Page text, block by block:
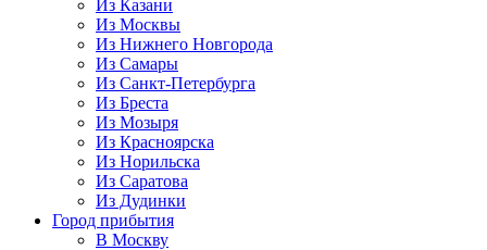
Из Казани
Из Москвы
Из Нижнего Новгорода
Из Самары
Из Санкт-Петербурга
Из Бреста
Из Мозыря
Из Красноярска
Из Норильска
Из Саратова
Из Дудинки
Город прибытия
В Москву